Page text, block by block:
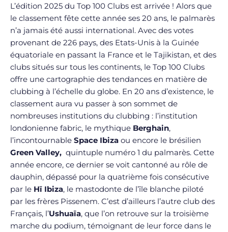
L’édition 2025 du Top 100 Clubs est arrivée ! Alors que
le classement fête cette année ses 20 ans, le palmarès
n’a jamais été aussi international. Avec des votes
provenant de 226 pays, des Etats-Unis à la Guinée
équatoriale en passant la France et le Tajikistan, et des
clubs situés sur tous les continents, le Top 100 Clubs
offre une cartographie des tendances en matière de
clubbing à l’échelle du globe. En 20 ans d’existence, le
classement aura vu passer à son sommet de
nombreuses institutions du clubbing : l’institution
londonienne fabric, le mythique Berghain,
l’incontournable Space Ibiza ou encore le brésilien
Green Valley, quintuple numéro 1 du palmarès. Cette
année encore, ce dernier se voit cantonné au rôle de
dauphin, dépassé pour la quatrième fois consécutive
par le Hï Ibiza, le mastodonte de l’île blanche piloté
par les frères Pissenem. C’est d’ailleurs l’autre club des
Français, l’Ushuaïa, que l’on retrouve sur la troisième
marche du podium, témoignant de leur force dans le